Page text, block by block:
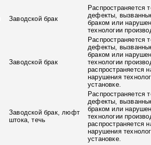
Заводской брак
Распространяется
дефекты,
браком или
технологии
Заводской брак
Распространяется
дефекты,
браком или
технологии
распространяется
нарушения
установке.
Заводской брак, люфт
штока, течь
Распространяется
дефекты,
браком или
технологии
распространяется
нарушения
установке.